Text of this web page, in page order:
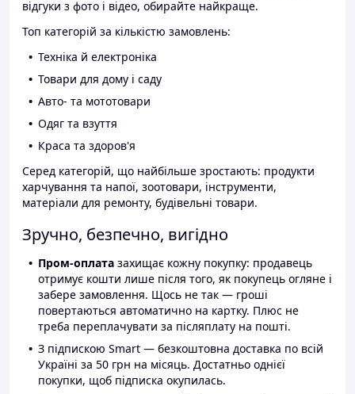
відгуки з фото і відео, обирайте найкраще.
Топ категорій за кількістю замовлень:
Техніка й електроніка
Товари для дому і саду
Авто- та мототовари
Одяг та взуття
Краса та здоров'я
Серед категорій, що найбільше зростають: продукти
харчування та напої, зоотовари, інструменти,
матеріали для ремонту, будівельні товари.
Зручно, безпечно, вигідно
Пром-оплата захищає кожну покупку: продавець
отримує кошти лише після того, як покупець огляне і
забере замовлення. Щось не так — гроші
повертаються автоматично на картку. Плюс не
треба переплачувати за післяплату на пошті.
З підпискою Smart — безкоштовна доставка по всій
Україні за 50 грн на місяць. Достатньо однієї
покупки, щоб підписка окупилась.